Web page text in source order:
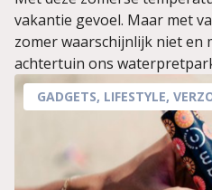
vakantie gevoel. Maar met
zomer waarschijnlijk niet en
achtertuin ons
GADGETS, LIFESTYLE,